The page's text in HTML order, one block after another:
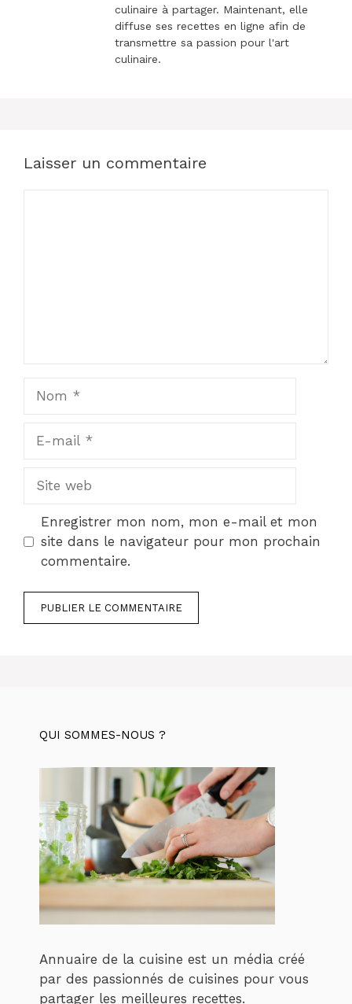
culinaire à partager. Maintenant, elle
diffuse ses recettes en ligne afin de
transmettre sa passion pour l'art
culinaire.
Laisser un commentaire
Site
Enregistrer mon nom, mon e-mail et mon
site dans le navigateur pour mon prochain
commentaire.
QUI SOMMES-NOUS ?
Annuaire de la cuisine est un média créé
par des passionnés de cuisines pour vous
partager les meilleures recettes.